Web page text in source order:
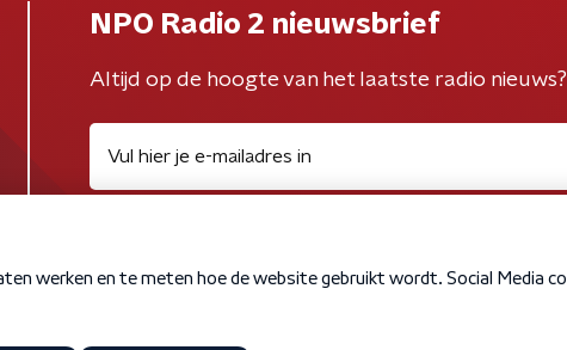
NPO Radio 2 nieuwsbrief
Altijd op de hoogte van het laatste radio nieuws?